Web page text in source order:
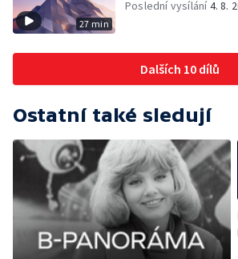
27 min
Poslední vysílání4. 8.
Dalších 10 dílů
Ostatní také sledují